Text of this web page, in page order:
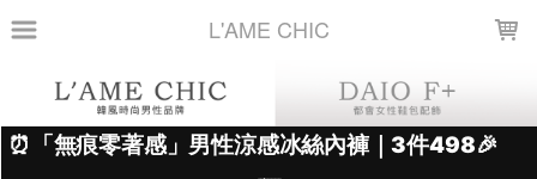
L'AME CHIC